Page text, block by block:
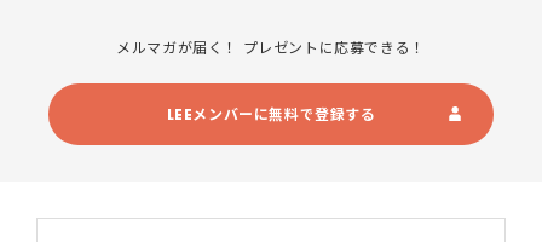
メルマガが届く！ プレゼントに応募できる！
LEEメンバーに無料で登録する